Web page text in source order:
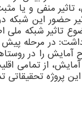
منفی و یا
حضور این شبکه
تاثیر شبکه ملی
در مرحله پیش
از تمامی
پروژه تحقیقاتی